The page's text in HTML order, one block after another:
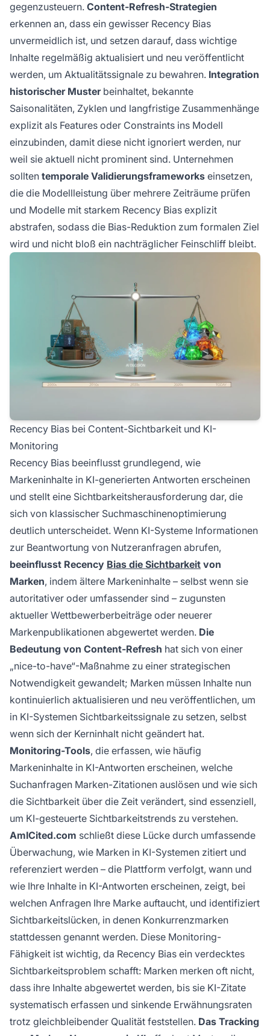
gegenzusteuern. Content-Refresh-Strategien
erkennen an, dass ein gewisser Recency Bias
unvermeidlich ist, und setzen darauf, dass wichtige
Inhalte regelmäßig aktualisiert und neu veröffentlicht
werden, um Aktualitätssignale zu bewahren. Integration
historischer Musterbeinhaltet, bekannte
Saisonalitäten, Zyklen und langfristige Zusammenhänge
explizit als Features oder Constraints ins Modell
einzubinden, damit diese nicht ignoriert werden, nur
weil sie aktuell nicht prominent sind. Unternehmen
sollten temporale Validierungsframeworks einsetzen,
die die Modellleistung über mehrere Zeiträume prüfen
und Modelle mit starkem Recency Bias explizit
abstrafen, sodass die Bias-Reduktion zum formalen Ziel
wird und nicht bloß ein nachträglicher Feinschliff bleibt.
Recency Bias bei Content-Sichtbarkeit und KI-
Monitoring
Recency Bias beeinflusst grundlegend, wie
Markeninhalte in KI-generierten Antworten erscheinen
und stellt eine Sichtbarkeitsherausforderung dar, die
sich von klassischer Suchmaschinenoptimierung
deutlich unterscheidet. Wenn KI-Systeme Informationen
zur Beantwortung von Nutzeranfragen abrufen,
beeinflusst Recency Bias die Sichtbarkeit von
Marken, indem ältere Markeninhalte – selbst wenn sie
autoritativer oder umfassender sind – zugunsten
aktueller Wettbewerberbeiträge oder neuerer
Markenpublikationen abgewertet werden. Die
Bedeutung von Content-Refresh hat sich von einer
„nice-to-have“-Maßnahme zu einer strategischen
Notwendigkeit gewandelt; Marken müssen Inhalte nun
kontinuierlich aktualisieren und neu veröffentlichen, um
in KI-Systemen Sichtbarkeitssignale zu setzen, selbst
wenn sich der Kerninhalt nicht geändert hat.
Monitoring-Tools, die erfassen, wie häufig
Markeninhalte in KI-Antworten erscheinen, welche
Suchanfragen Marken-Zitationen auslösen und wie sich
die Sichtbarkeit über die Zeit verändert, sind essenziell,
um KI-gesteuerte Sichtbarkeitstrends zu verstehen.
AmICited.com schließt diese Lücke durch umfassende
Überwachung, wie Marken in KI-Systemen zitiert und
referenziert werden – die Plattform verfolgt, wann und
wie Ihre Inhalte in KI-Antworten erscheinen, zeigt, bei
welchen Anfragen Ihre Marke auftaucht, und identifiziert
Sichtbarkeitslücken, in denen Konkurrenzmarken
stattdessen genannt werden. Diese Monitoring-
Fähigkeit ist wichtig, da Recency Bias ein verdecktes
Sichtbarkeitsproblem schafft: Marken merken oft nicht,
dass ihre Inhalte abgewertet werden, bis sie KI-Zitate
systematisch erfassen und sinkende Erwähnungsraten
trotz gleichbleibender Qualität feststellen. Das Tracking